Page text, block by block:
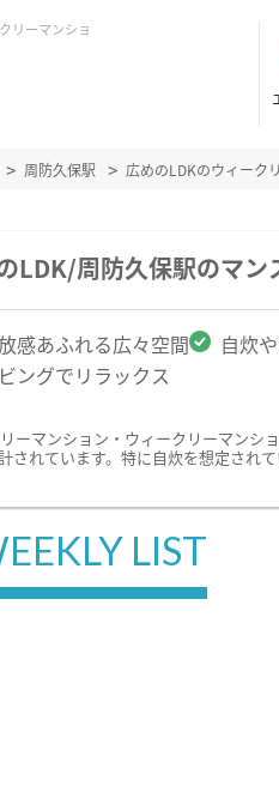
リーマンショ
周防久保駅 広めのLDKのウィーク
LDK/周防久保駅のマ
感あふれる広々空間 自炊
ングでリラックス
ーマンション・ウィークリーマン
されています。特に自炊を想定さ
LIST